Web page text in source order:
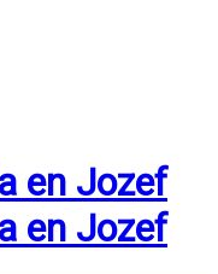
en Jozef
en Jozef